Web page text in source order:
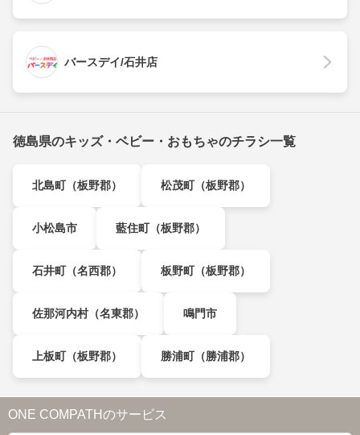
バースデイ/石井店
徳島県のキッズ・ベビー・おもちゃのチラシ一覧
北島町（板野郡） 松茂町（板野郡）
小松島市 藍住町（板野郡）
石井町（名西郡） 板野町（板野郡）
佐那河内村（名東郡） 鳴門市
上板町（板野郡） 勝浦町（勝浦郡）
ONE COMPATHのサービス